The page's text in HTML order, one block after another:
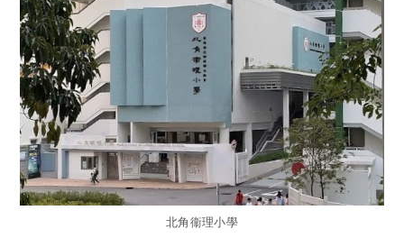
北角衞理小學